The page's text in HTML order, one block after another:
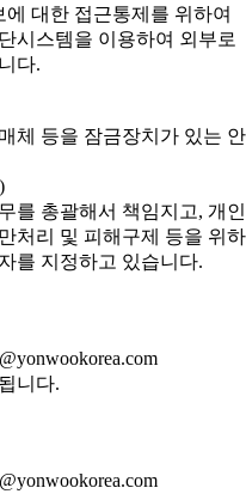
대한 접근통제를 위하여
시스템을 이용하여 외부로
다.
체 등을 잠금장치가 있는 안
를 총괄해서 책임지고, 개인
처리 및 피해구제 등을 위하
를 지정하고 있습니다.
니다.